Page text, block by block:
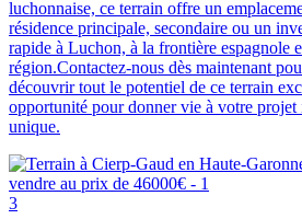
luchonnaise, ce terrain offre un
résidence principale, secondaire ou un
rapide à Luchon, à la frontière espagnole
région.Contactez-nous dès maintenant
découvrir tout le potentiel de ce terrain
opportunité pour donner vie à votre
unique.
3